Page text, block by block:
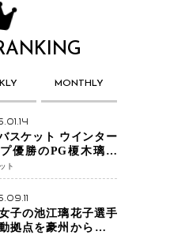
MONTHLY
スケット ウインター
優勝のPG榎木璃旺
き・りお）がプロの
―。
ト
子の池江璃花子選手
拠点を豪州から日本